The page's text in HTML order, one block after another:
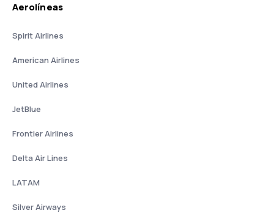
Aerolíneas
Spirit Airlines
American Airlines
United Airlines
JetBlue
Frontier Airlines
Delta Air Lines
LATAM
Silver Airways